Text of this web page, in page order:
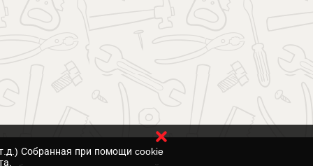
Собранная при помощи cookie